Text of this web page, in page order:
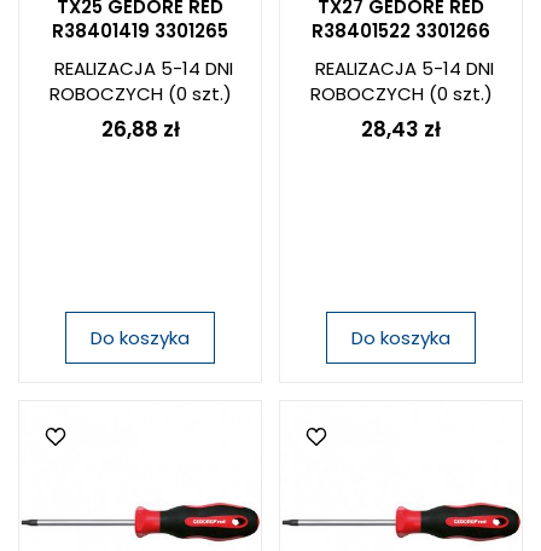
TX25 GEDORE RED
R38401419 3301265
REALIZACJA 5-14 DNI
ROBOCZYCH(0 szt.)
26,88 zł
Do koszyka
TX27 GEDORE RED
R38401522 3301266
REALIZACJA 5-14 DNI
ROBOCZYCH(0 szt.)
28,43 zł
Do koszyka